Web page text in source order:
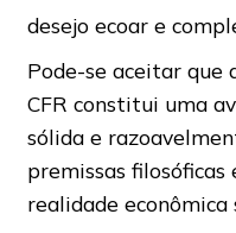
desejo ecoar e
Pode-se aceitar que
CFR constitui uma
sólida e
premissas filosóficas
realidade